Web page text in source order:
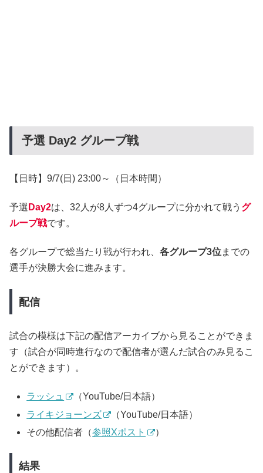
予選 Day2 グループ戦
【日時】9/7(日) 23:00～（日本時間）
予選 Day2は、32人が8人ずつ4グループに分かれて戦う グ
ループ戦です。
各グループで総当たり戦が行われ、 各グループ3位までの
選手が決勝大会に進みます。
配信
試合の模様は下記の配信アーカイブから見ることができま
す（試合が同時進行なので配信者が選んだ試合のみ見るこ
とができます）。
ラッシュ
（YouTube/日本語）
ライキジョーンズ
（YouTube/日本語）
その他配信者（参照Xポスト ）
結果